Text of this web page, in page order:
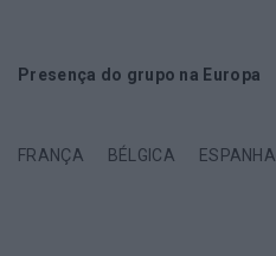
Presença do grupo na Europa
FRANÇA BÉLGICA ESPANHA